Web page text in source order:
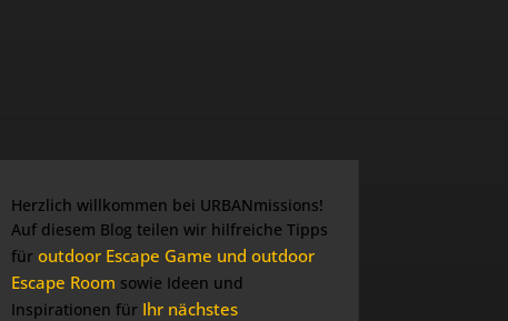
Herzlich willkommen bei URBANmissions!
Auf diesem Blog teilen wir hilfreiche Tipps
für outdoor Escape Game und outdoor
Escape Room sowie Ideen und
Inspirationen für Ihr nächstes